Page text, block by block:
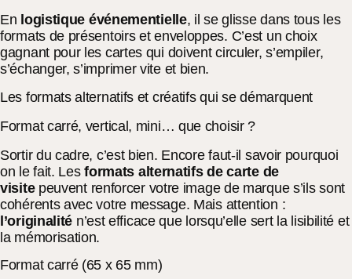
En logistique événementielle, il se glisse dans tous les
formats de présentoirs et enveloppes. C’est un choix
gagnant pour les cartes qui doivent circuler, s’empiler,
s’échanger, s’imprimer vite et bien.
Les formats alternatifs et créatifs qui se démarquent
Format carré, vertical, mini… que choisir ?
Sortir du cadre, c’est bien. Encore faut-il savoir pourquoi
on le fait. Lesformats alternatifs de carte de
visitepeuvent renforcer votre image de marque s’ils sont
cohérents avec votre message. Mais attention :
l’originalité n’est efficace que lorsqu’elle sert la lisibilité et
la mémorisation.
Format carré (65 x 65 mm)